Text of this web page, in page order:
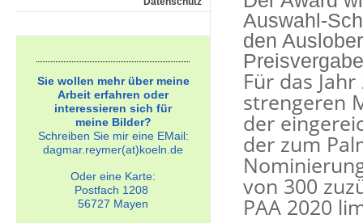
Auswahl-
den
Für das
strengeren
der
der zum
von 300
PAA 2020
Sie wollen mehr über meine
Arbeit erfahren oder
interessieren sich für
meine Bilder?
Schreiben Sie mir eine EMail:
dagmar.reymer(at)koeln.de
Oder eine Karte:
Postfach 1208
56727 Mayen